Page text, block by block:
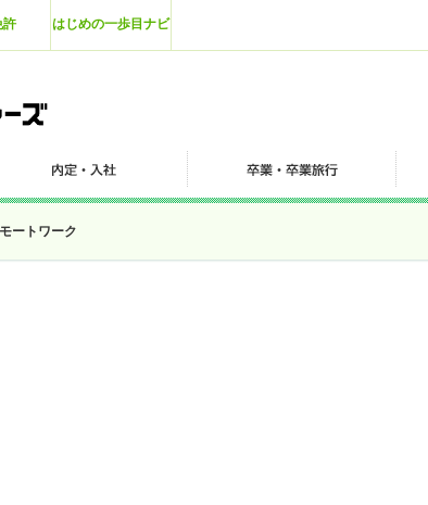
許 はじめの一歩目ナビ
ートワーク